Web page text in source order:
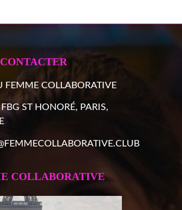
FEMME COLLABORATIVE
ST HONORÉ, PARIS,
COLLABORATIVE